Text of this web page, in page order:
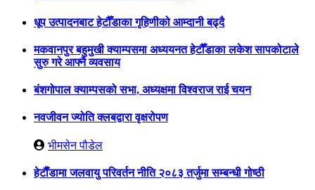
धूप उत्पादनबाट हेटौँडाका गृहिणीको आम्दानी बढ्दै
मकवानपुर बहुमुखी क्याम्पसमा अध्ययनत हेटौँडाका लकेश सापकोटाले
सुरु गरे आफ्नै व्यवसाय
बंशगोपाल क्याम्पसको सभा, अध्यक्षमा विश्वराज राई चयन
नवजीवन ज्योति क्लबद्वारा वृक्षरोपण
भीमसेन पौडेल
हेटाैँडामा जलवायु परिवर्तन नीति २०८३ तर्जुमा सम्बन्धी गोष्ठी